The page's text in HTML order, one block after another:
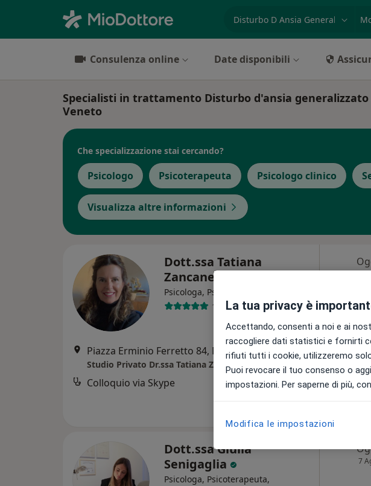
Consulenza online Date disponibili
Specialisti in trattamento Disturbo d'ansia
Veneto
Che specializzazione stai cercando?
Psicologo Psicoterapeuta Psicologo clinico
Visualizza altre informazioni
Dott.ssa Tatiana
Zancaner
Psicologa, Psicologa clinica
18 recensioni
Piazza Erminio Ferretto 84, Mestre •Mappa
Studio Privato Dr.ssa Tatiana Zancaner
Colloquio via Skype 60 €
7
Dott.ssa Giulia
Senigaglia
Psicologa, Psicoterapeuta,
7
La tua privacy è
Accettando, consenti a noi e ai
raccogliere dati statistici e fornirti
rifiuti tutti i cookie, utilizzeremo
Puoi revocare il tuo consenso o
impostazioni. Per saperne di più,
Modifica le impostazioni